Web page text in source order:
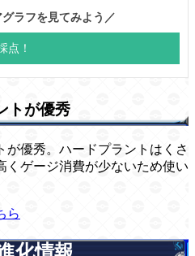
トが優秀
が優秀。ハードプラントはくさ
くゲージ消費が少ないため使い
ら
化情報